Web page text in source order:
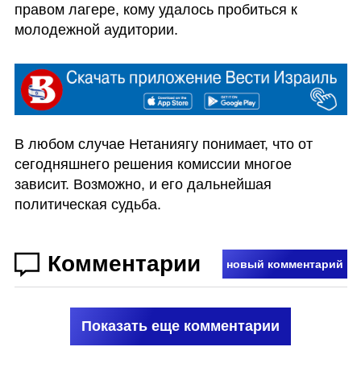
правом лагере, кому удалось пробиться к
молодежной аудитории.
В любом случае Нетаниягу понимает, что от
сегодняшнего решения комиссии многое
зависит. Возможно, и его дальнейшая
политическая судьба.
Комментарии новый комментарий
Показать еще комментарии